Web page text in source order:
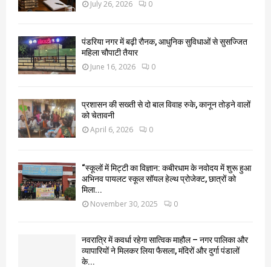
July 26, 2026 0
पंडरिया नगर में बढ़ी रौनक, आधुनिक सुविधाओं से सुसज्जित
महिला चौपाटी तैयार
June 16, 2026 0
प्रशासन की सख्ती से दो बाल विवाह रुके, कानून तोड़ने वालों
को चेतावनी
April 6, 2026 0
“स्कूलों में मिट्टी का विज्ञान: कबीरधाम के नवोदय में शुरू हुआ
अभिनव पायलट स्कूल सॉयल हेल्थ प्रोजेक्ट, छात्रों को
मिला...
November 30, 2025 0
नवरात्रि में कवर्धा रहेगा सात्विक माहौल – नगर पालिका और
व्यापारियों ने मिलकर लिया फैसला, मंदिरों और दुर्गा पंडालों
के...